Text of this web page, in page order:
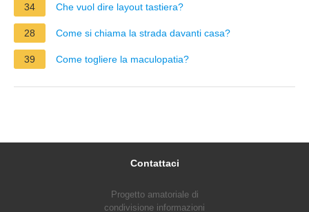
34 Che vuol dire layout tastiera?
28 Come si chiama la strada davanti casa?
39 Come togliere la maculopatia?
Contattaci
Progetto amatoriale di
condivisione informazioni